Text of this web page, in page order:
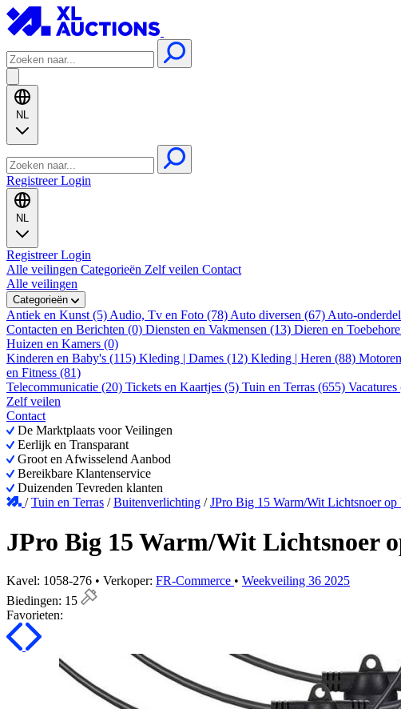
NL
RegistreerLogin
NL
RegistreerLogin
Alle veilingen Categorieën Zelf veilen Contact
Alle veilingen
Categorieën
Antiek en Kunst (5) Audio, Tv en Foto (78) Auto diversen (67) Auto-
Contacten en Berichten (0) Diensten en Vakmensen (13) Dieren en
Huizen en Kamers (0)
Kinderen en Baby's (115) Kleding | Dames (12) Kleding | Heren (88)
en Fitness (81)
Telecommunicatie (20) Tickets en Kaartjes (5) Tuin en Terras (655) Vacatures
Zelf veilen
Contact
De Marktplaats voor Veilingen
Eerlijk en Transparant
Groot en Afwisselend Aanbod
Bereikbare Klantenservice
Duizenden Tevreden klanten
/Tuin en Terras /Buitenverlichting /JPro Big 15 Warm/Wit Lichtsnoer op
JPro Big 15 Warm/Wit Lichtsnoer
Kavel: 1058-276 • Verkoper: FR-Commerce • Weekveiling 36 2025
Biedingen: 15
Favorieten: